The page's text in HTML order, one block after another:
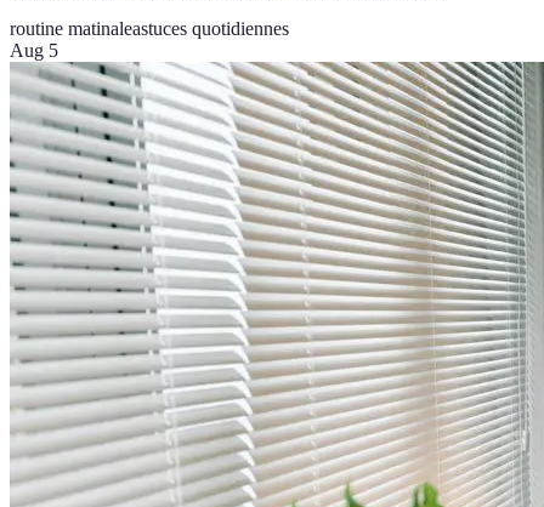
routine matinaleastuces quotidiennes
Aug 5